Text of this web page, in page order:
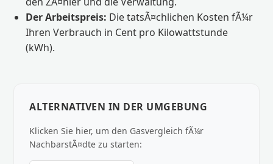
Der Arbeitspreis: Die tatsÃ¤chlichen Kosten fÃ¼r
Ihren Verbrauch in Cent pro Kilowattstunde
(kWh).
ALTERNATIVEN IN DER UMGEBUNG
Klicken Sie hier, um den Gasvergleich fÃ¼r
NachbarstÃ¤dte zu starten: